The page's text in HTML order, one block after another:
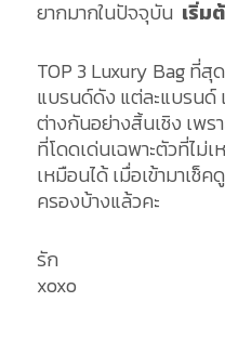
ยากมากในปัจจุบัน เริ่ม
TOP 3 Luxury Bag ที่
แบรนด์ดัง แต่ละแบรนด์
ต่างกันอย่างสิ้นเชิง เพ
ที่โดดเด่นเฉพาะตัวที่ไม่
เหมือนได้ เมื่อเข้ามาเช็
ครองบ้างแล้วคะ
รัก
xoxo